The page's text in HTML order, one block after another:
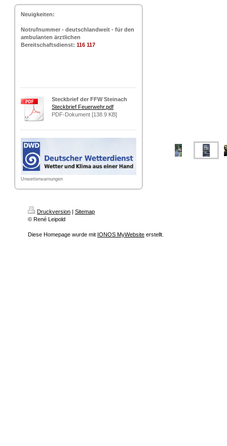
Neuigkeiten:
Notrufnummer - deutschlandweit - für den
ambulanten ärztlichen
Bereitschaftsdienst: 116 117
Steckbrief der FFW Steinach
Steckbrief Feuerwehr.pdf
PDF-Dokument [138.9 KB]
Unwetterwarnungen
Druckversion
Sitemap
© René Leipold
Diese Homepage wurde mit IONOS MyWebsite erstellt.